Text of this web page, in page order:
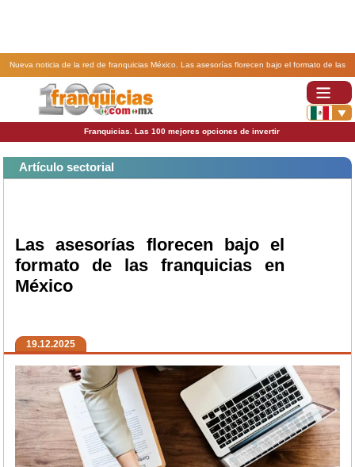
Nueva noticia de la red de franquicias México. Las asesorías florecen bajo el formato de las
Franquicias. Las 100 mejores opciones de invertir
Artículo sectorial
Las asesorías florecen bajo el
formato de las franquicias en
México
19.12.2025